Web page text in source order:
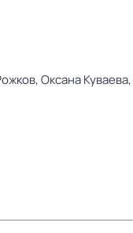
Оксана Куваева,